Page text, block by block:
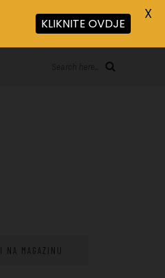
NA MAGAZINU
KLIKNITE OVDJE
X